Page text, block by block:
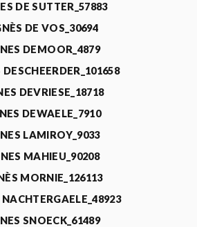
DE SUTTER_57883
DE VOS_30694
DEMOOR_4879
DESCHEERDER_101658
DEVRIESE_18718
DEWAELE_7910
LAMIROY_9033
MAHIEU_90208
MORNIE_126113
SNOECK_61489